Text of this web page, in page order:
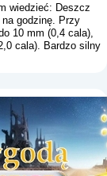
wiedzieć: Deszcz
godzinę. Przy
10 mm (0,4 cala),
cala). Bardzo silny